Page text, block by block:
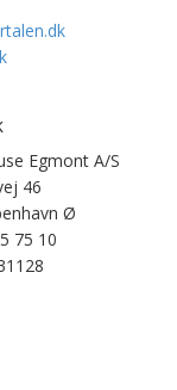
Egmont A/S
46
Ø
75 10